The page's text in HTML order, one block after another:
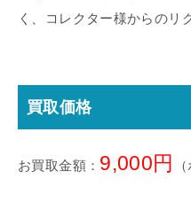
く、コレクター様からのリ
買取価格
お買取金額： 9,000円